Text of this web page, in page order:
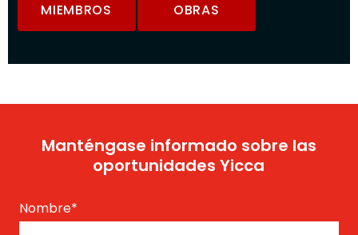
MIEMBROS OBRAS
Manténgase informado sobre las
oportunidades Yicca
Nombre*